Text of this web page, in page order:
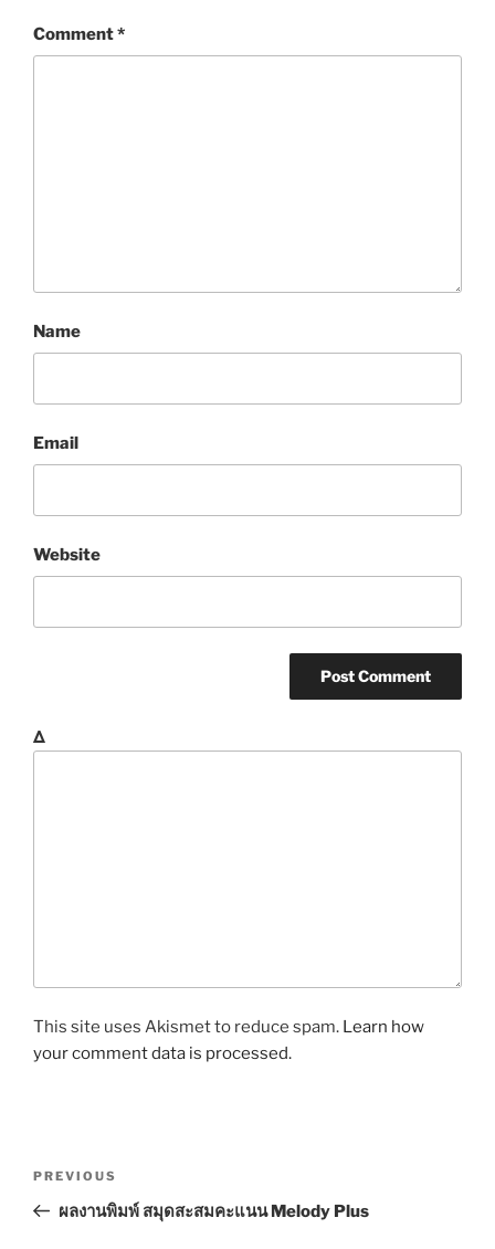
Comment*
Name
Email
Website
Δ
This site uses Akismet to reduce spam. Learn how
your comment data is processed.
s
P
r
PREVIOUS
ผลงานพิมพ์ สมุดสะสมคะแนน Melody Plus